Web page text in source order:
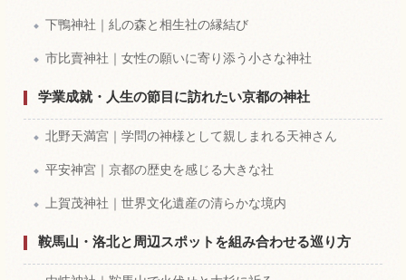
下鴨神社｜糺の森と相生社の縁結び
市比賣神社｜女性の願いに寄り添う小さな神社
学業成就・人生の節目に訪れたい京都の神社
北野天満宮｜学問の神様として親しまれる天神さん
平安神宮｜京都の歴史を感じる大きな社
上賀茂神社｜世界文化遺産の清らかな境内
鞍馬山・洛北と周辺スポットを組み合わせる巡り方